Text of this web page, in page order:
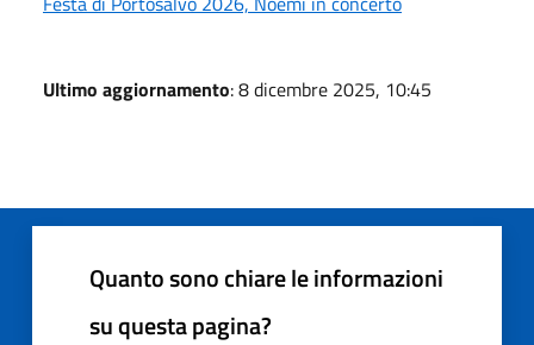
Ultimo aggiornamento: 8 dicembre 2025, 10:45
Quanto sono chiare le informazioni
su questa pagina?